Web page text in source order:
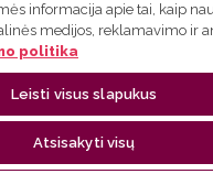
dalykus
informacija apie tai, kaip
medijos, reklamavimo ir
politika
Leisti visus slapukus
Atsisakyti visų